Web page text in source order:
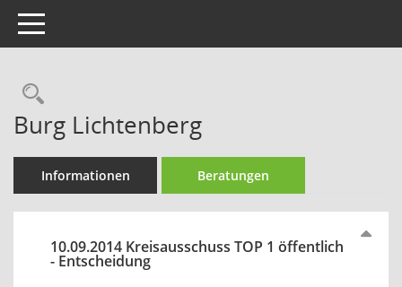
Toggle navigation
Rechercheauswahl
Burg Lichtenberg
Informationen Beratungen
10.09.2014 Kreisausschuss TOP 1 öffentlich
- Entscheidung